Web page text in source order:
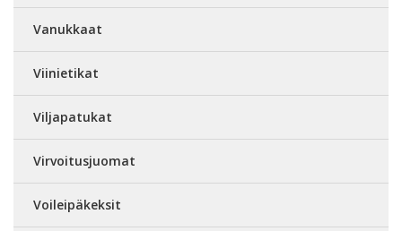
Vanukkaat
Viinietikat
Viljapatukat
Virvoitusjuomat
Voileipäkeksit